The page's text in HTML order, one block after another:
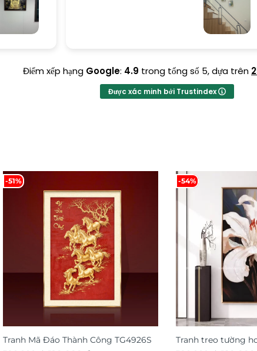
Điểm xếp hạng Google: 4.9 trong tổng số 5,dựa trên
Được xác minh bởi Trustindex
-51%
Tranh Mã Đáo Thành Công TG4926S
-54%
Tranh treo tường